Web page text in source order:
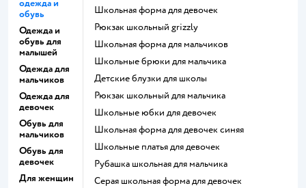
одежда и
обувь
Одежда и
обувь для
малышей
Одежда для
мальчиков
Одежда для
девочек
Обувь для
мальчиков
Обувь для
девочек
Для женщин
Школьная форма для девочек
Рюкзак школьный grizzly
Школьная форма для мальчиков
Школьные брюки для мальчика
Детские блузки для школы
Рюкзак школьный для мальчика
Школьные юбки для девочек
Школьная форма для девочек синяя
Школьные платья для девочек
Рубашка школьная для мальчика
Серая школьная форма для девочек